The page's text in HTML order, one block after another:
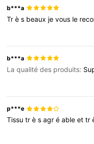
b***a
Très beaux jevous le
b***a
La qualité des produits:
p***e
Tissutrèsagréableettr